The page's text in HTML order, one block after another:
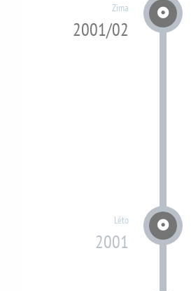
Zima
2001/02
Léto
2001